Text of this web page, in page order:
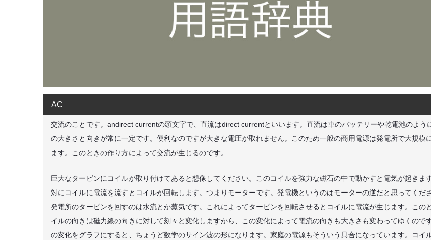
AC
交流のことです。andirect currentの頭文字で、直流はdirect currentといいます。直流は車のバッテリーや乾電池のよう
の大きさと向きが常に一定です。便利なのですが大きな電圧が取れません。このため一般の商用電源は発電所で大規模
ます。このときの作り方によって交流が生じるのです。
巨大なタービンにコイルが取り付けてあると想像してください。このコイルを強力な磁石の中で動かすと電気が起きま
対にコイルに電流を流すとコイルが回転します。つまりモーターです。発電機というのはモーターの逆だと思ってくださ
発電所のタービンを回すのは水流とか蒸気です。これによってタービンを回転させるとコイルに電流が生じます。この
イルの向きは磁力線の向きに対して刻々と変化しますから、この変化によって電流の向きも大きさも変わってゆくので
の変化をグラフにすると、ちょうど数学のサイン波の形になります。家庭の電源もそういう具合になっています。コイ